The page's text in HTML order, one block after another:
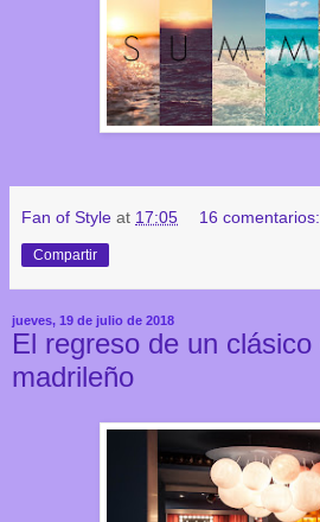
Fan of Style at 17:05 16 comentarios:
Compartir
jueves, 19 de julio de 2018
El regreso de un clásico
madrileño